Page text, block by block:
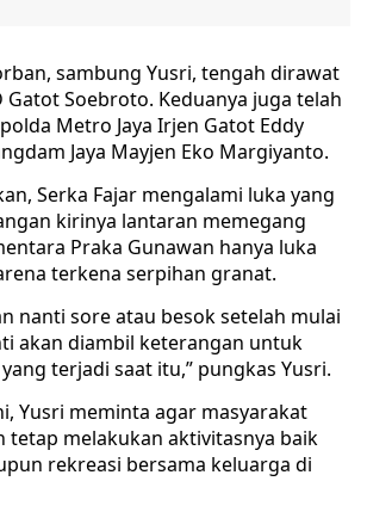
sambung Yusri, tengah dirawat
Gatot Soebroto. Keduanya juga telah
Metro Jaya Irjen Gatot Eddy
Jaya Mayjen Eko Margiyanto.
Serka Fajar mengalami luka yang
kirinya lantaran memegang
Praka Gunawan hanya luka
terkena serpihan granat.
nanti sore atau besok setelah mulai
akan diambil keterangan untuk
terjadi saat itu,” pungkas Yusri.
Yusri meminta agar masyarakat
tetap melakukan aktivitasnya baik
rekreasi bersama keluarga di